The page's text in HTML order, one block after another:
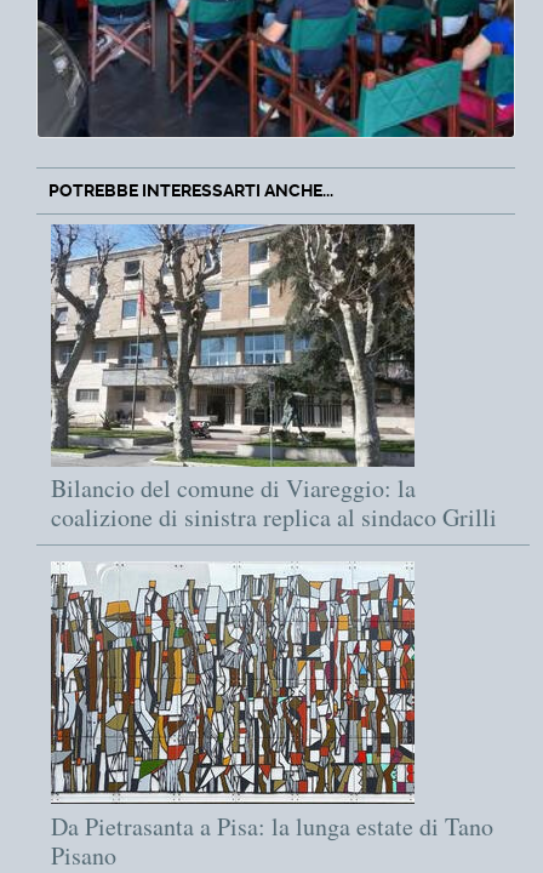
POTREBBE INTERESSARTI ANCHE...
Bilancio del comune di Viareggio: la
coalizione di sinistra replica al sindaco Grilli
Da Pietrasanta a Pisa: la lunga estate di Tano
Pisano